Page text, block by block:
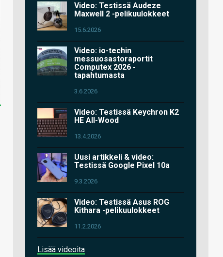
Video: Testissä Audeze
Maxwell 2 -pelikuulokkeet
15.6.2026
Video: io-techin
messuosastoraportit
Computex 2026 -
tapahtumasta
3.6.2026
Video: Testissä Keychron K2
HE All-Wood
13.4.2026
Uusi artikkeli & video:
Testissä Google Pixel 10a
9.3.2026
Video: Testissä Asus ROG
Kithara -pelikuulokkeet
11.2.2026
Lisää videoita